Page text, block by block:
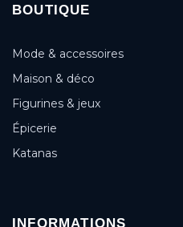
BOUTIQUE
Mode & accessoires
Maison & déco
Figurines & jeux
Épicerie
Katanas
INFORMATIONS